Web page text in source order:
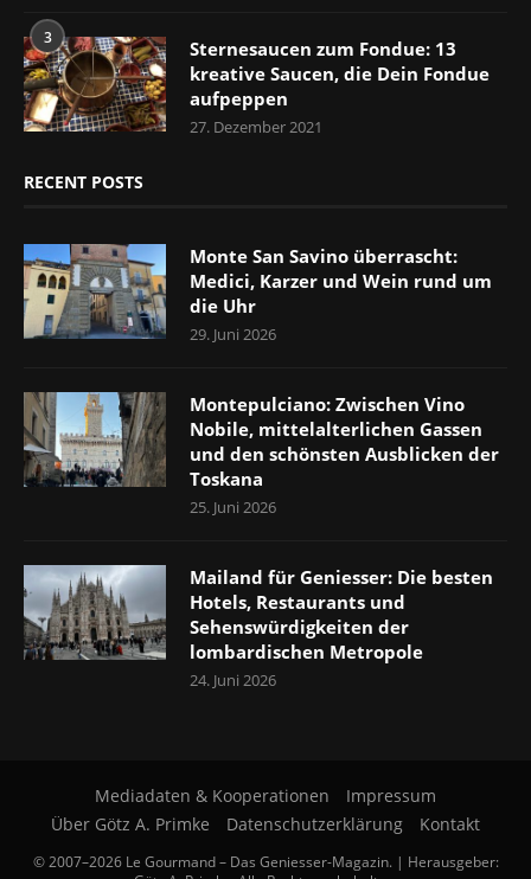
3
Sternesaucen zum Fondue: 13
kreative Saucen, die Dein Fondue
aufpeppen
27. Dezember 2021
RECENT POSTS
Monte San Savino überrascht:
Medici, Karzer und Wein rund um
die Uhr
29. Juni 2026
Montepulciano: Zwischen Vino
Nobile, mittelalterlichen Gassen
und den schönsten Ausblicken der
Toskana
25. Juni 2026
Mailand für Geniesser: Die besten
Hotels, Restaurants und
Sehenswürdigkeiten der
lombardischen Metropole
24. Juni 2026
Mediadaten & Kooperationen
Impressum
Über Götz A. Primke
Datenschutzerklärung Kontakt
© 2007–2026 Le Gourmand – Das Geniesser-Magazin. | Herausgeber: